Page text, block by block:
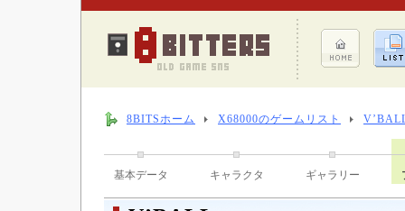
8BITSホーム X68000のゲームリスト
基本データ キャラクタ ギャラリー